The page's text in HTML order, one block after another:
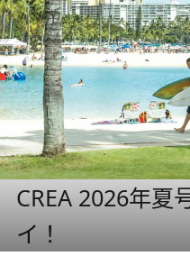
CREA 2026年夏
イ！